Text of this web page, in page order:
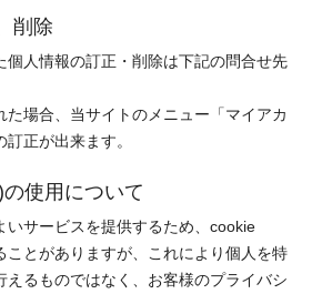
削除
個人情報の訂正・削除は下記の問合せ先
た場合、当サイトのメニュー「マイアカ
正が出来ます。
使用について
いサービスを提供するため、cookie
ことがありますが、これにより個人を特
えるものではなく、お客様のプライバシ